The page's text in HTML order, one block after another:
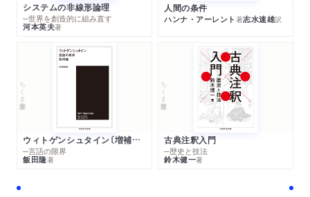
システムの非線形論理
─世界を創造的に組み直す
河本英夫著
人間の条件
ハンナ・アーレント 著志水速雄訳
ちくま学芸文庫
ウィトゲンシュタイン〔増補新版〕
─言語の限界
飯田隆著
ちくま学芸文庫
古典注釈入門
─歴史と技法
鈴木健一著